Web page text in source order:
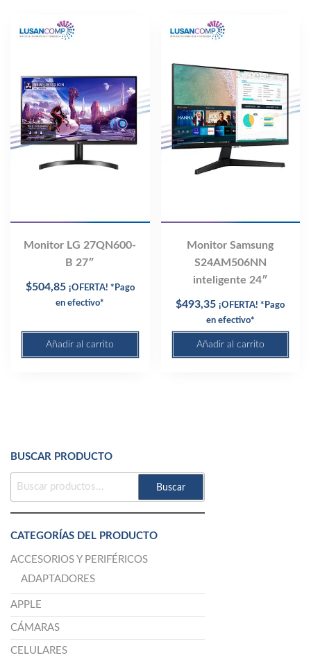
Monitor LG 27QN600-
B 27″
$504,85 ¡OFERTA! *Pago
en efectivo*
Añadir al carrito
Monitor Samsung
S24AM506NN
inteligente 24″
$493,35 ¡OFERTA! *Pago
en efectivo*
Añadir al carrito
BUSCAR PRODUCTO
BUSCAR
Buscar
CATEGORÍAS DEL PRODUCTO
ACCESORIOS Y PERIFÉRICOS
ADAPTADORES
APPLE
CÁMARAS
CELULARES